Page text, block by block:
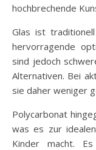
hochbrechende
Glas ist
hervorragende
sind jedoch
Alternativen. Bei
sie daher weniger
Polycarbonat
was es zur
Kinder macht.